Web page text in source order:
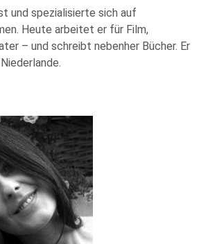
und spezialisierte sich auf
Heute arbeitet er für Film,
– und schreibt nebenher Bücher. Er